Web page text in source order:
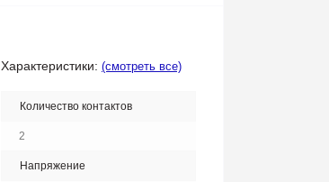
Характеристики: (смотреть все)
Количество контактов
2
Напряжение